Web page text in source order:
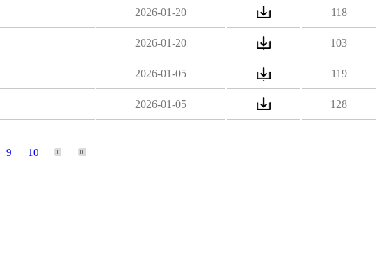
2026-01-20 118
2026-01-20 103
2026-01-05 119
2026-01-05 128
9 10